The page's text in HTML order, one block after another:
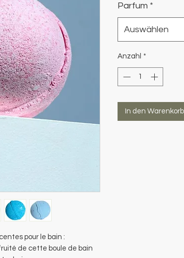
pour le bain :
de cette boule de bain
Parfum *
Auswählen
Anzahl *
In den Warenkorb